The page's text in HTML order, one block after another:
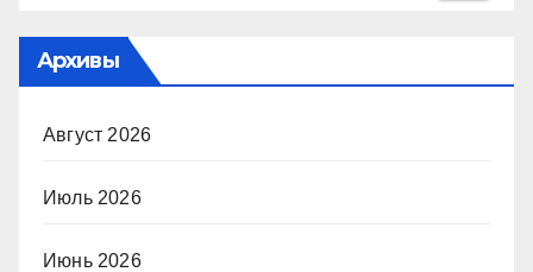
Архивы
Август 2026
Июль 2026
Июнь 2026